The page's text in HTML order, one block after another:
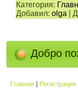
Категория:
Добавил: olga |
Добро
Главная Регистрация